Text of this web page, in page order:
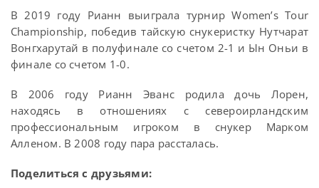
В 2019 году Рианн выиграла турнир Women’s Tour
Championship, победив тайскую снукеристку Нутчарат
Вонгхарутай в полуфинале со счетом 2-1 и Ын Оньи в
финале со счетом 1-0.
В 2006 году Рианн Эванс родила дочь Лорен,
находясь в отношениях с североирландским
профессиональным игроком в снукер Марком
Алленом. В 2008 году пара рассталась.
Поделиться с друзьями: